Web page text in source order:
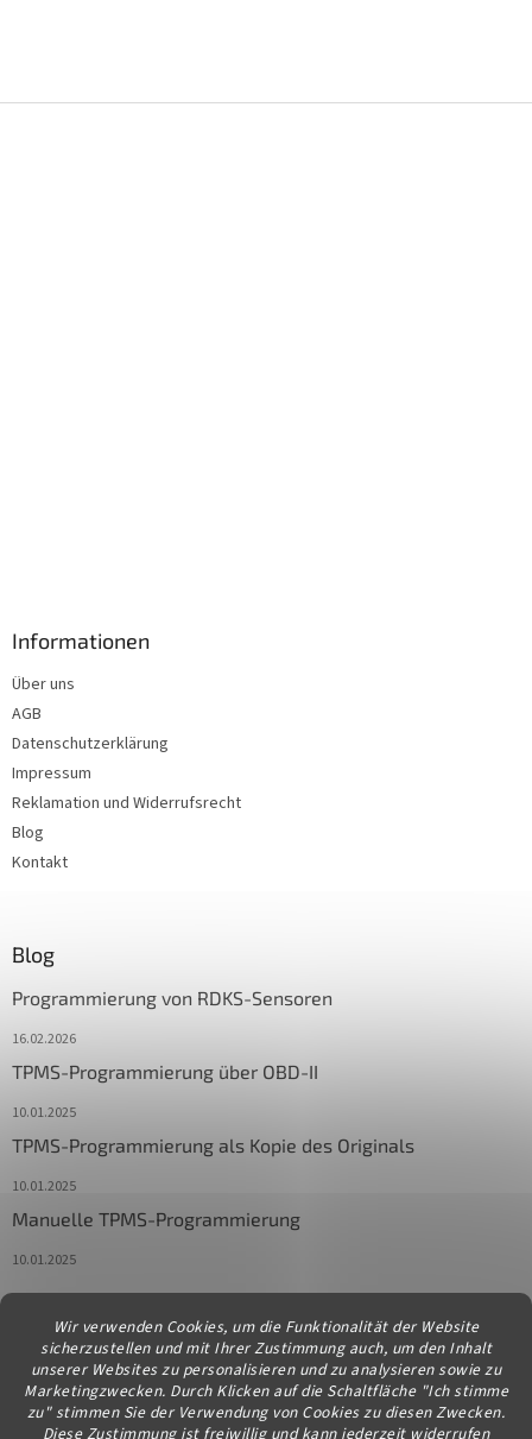
Wir verwenden Cookies, um die Funktionalität der Website
sicherzustellen und mit Ihrer Zustimmung auch, um den Inhalt
unserer Websites zu personalisieren und zu analysieren sowie zu
Marketingzwecken. Durch Klicken auf die Schaltfläche "Ich stimme
zu" stimmen Sie der Verwendung von Cookies zu diesen Zwecken.
Diese Zustimmung ist freiwillig und kann jederzeit widerrufen
Informationen
Über uns
AGB
Datenschutzerklärung
Impressum
Reklamation und Widerrufsrecht
Blog
Kontakt
Blog
Programmierung von RDKS-Sensoren
16.02.2026
TPMS-Programmierung über OBD-II
10.01.2025
TPMS-Programmierung als Kopie des Originals
10.01.2025
Manuelle TPMS-Programmierung
10.01.2025
Kontakt
info@diagstore.at